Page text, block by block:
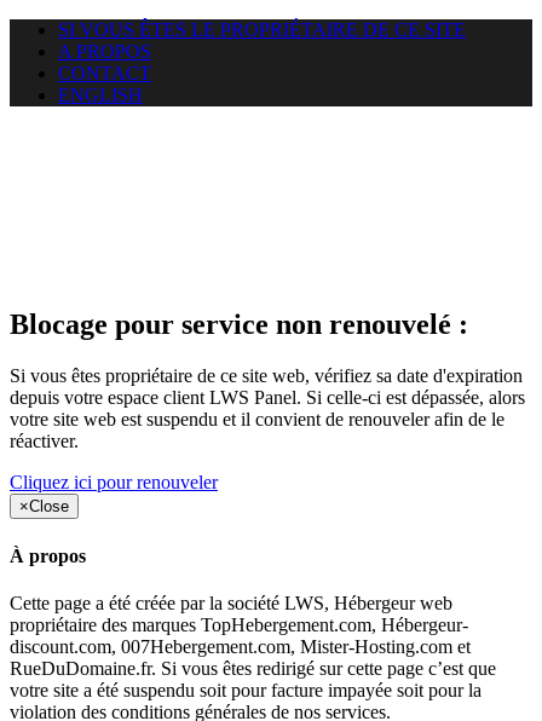
SI VOUS ÊTES LE PROPRIÉTAIRE DE CE SITE
A PROPOS
CONTACT
ENGLISH
Blocage pour service non renouvelé :
Si vous êtes propriétaire de ce site web, vérifiez sa date d'expiration
depuis votre espace client LWS Panel. Si celle-ci est dépassée, alors
votre site web est suspendu et il convient de renouveler afin de le
réactiver.
Cliquez ici pour renouveler
×Close
À propos
Cette page a été créée par la société LWS, Hébergeur web
propriétaire des marques TopHebergement.com, Hébergeur-
discount.com, 007Hebergement.com, Mister-Hosting.com et
RueDuDomaine.fr. Si vous êtes redirigé sur cette page c’est que
votre site a été suspendu soit pour facture impayée soit pour la
violation des conditions générales de nos services.